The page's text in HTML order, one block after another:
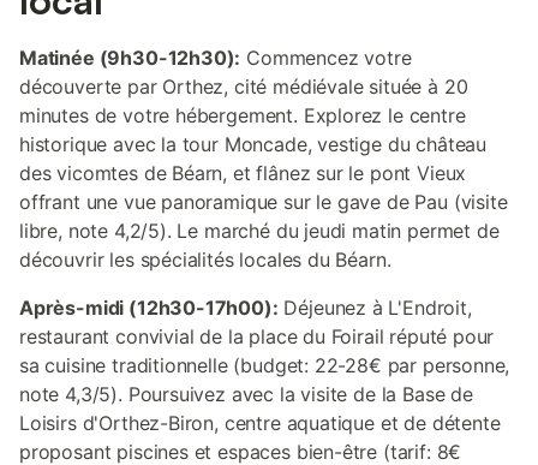
Matinée (9h30-12h30): Commencez votre
découverte par Orthez, cité médiévale située à 20
minutes de votre hébergement. Explorez le centre
historique avec la tour Moncade, vestige du château
des vicomtes de Béarn, et flânez sur le pont Vieux
offrant une vue panoramique sur le gave de Pau (visite
libre, note 4,2/5). Le marché du jeudi matin permet de
découvrir les spécialités locales du Béarn.
Après-midi (12h30-17h00): Déjeunez à L'Endroit,
restaurant convivial de la place du Foirail réputé pour
sa cuisine traditionnelle (budget: 22-28€ par personne,
note 4,3/5). Poursuivez avec la visite de la Base de
Loisirs d'Orthez-Biron, centre aquatique et de détente
proposant piscines et espaces bien-être (tarif: 8€